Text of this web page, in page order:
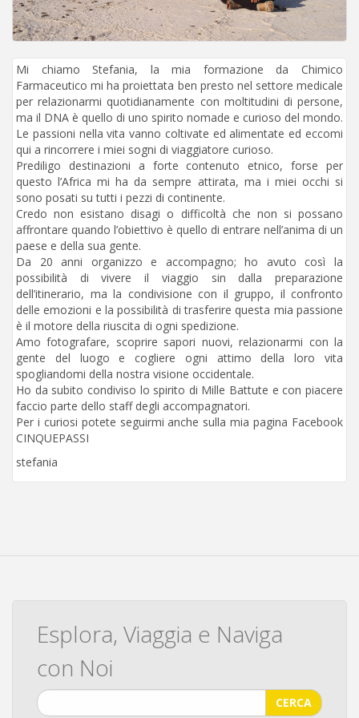
Mi chiamo Stefania, la mia formazione da Chimico
Farmaceutico mi ha proiettata ben presto nel settore medicale
per relazionarmi quotidianamente con moltitudini di persone,
ma il DNA è quello di uno spirito nomade e curioso del mondo.
Le passioni nella vita vanno coltivate ed alimentate ed eccomi
qui a rincorrere i miei sogni di viaggiatore curioso.
Prediligo destinazioni a forte contenuto etnico, forse per
questo l’Africa mi ha da sempre attirata, ma i miei occhi si
sono posati su tutti i pezzi di continente.
Credo non esistano disagi o difficoltà che non si possano
affrontare quando l’obiettivo è quello di entrare nell’anima di un
paese e della sua gente.
Da 20 anni organizzo e accompagno; ho avuto così la
possibilità di vivere il viaggio sin dalla preparazione
dell’itinerario, ma la condivisione con il gruppo, il confronto
delle emozioni e la possibilità di trasferire questa mia passione
è il motore della riuscita di ogni spedizione.
Amo fotografare, scoprire sapori nuovi, relazionarmi con la
gente del luogo e cogliere ogni attimo della loro vita
spogliandomi della nostra visione occidentale.
Ho da subito condiviso lo spirito di Mille Battute e con piacere
faccio parte dello staff degli accompagnatori.
Per i curiosi potete seguirmi anche sulla mia pagina Facebook
CINQUEPASSI
stefania
Esplora, Viaggia e Naviga
con Noi
CERCA